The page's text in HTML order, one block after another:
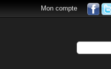
Mon compte